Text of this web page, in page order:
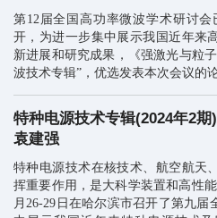
第12届全国高功率微波学术研讨会
开，为进一步集中展示我国近年来
新进展和研究成果，《强激光与粒
波技术专辑”，优选发表本次会议的
特种电源技术专辑(2024年2
袁建强
特种电源技术在核技术、航空航天
挥重要作用，是大科学装置和高性
月26-29日在哈尔滨市召开了第九